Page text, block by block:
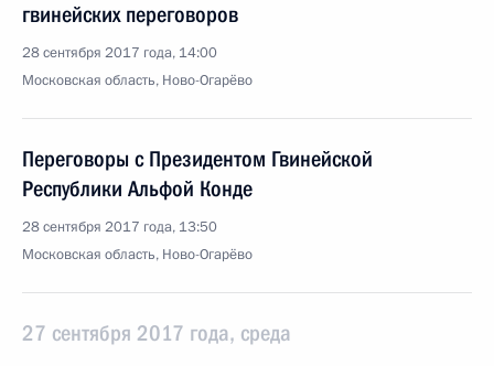
гвинейских переговоров
28 сентября 2017 года, 14:00
Московская область, Ново-Огарёво
Переговоры с Президентом Гвинейской
Республики Альфой Конде
28 сентября 2017 года, 13:50
Московская область, Ново-Огарёво
27 сентября 2017 года, среда